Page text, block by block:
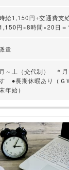
給1,150円+交通費支
1,150円×8時間×20日
遣
月～土（交代制） ＊月
●長期休暇あり（Ｇ
年始）